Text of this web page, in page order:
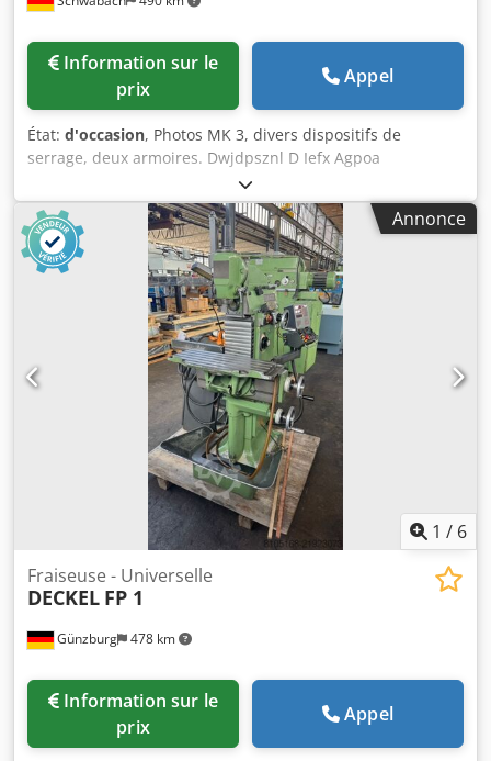
prix
Appel
État: d'occasion, Photos MK 3, divers dispositifs de
serrage, deux armoires. Dwjdpsznl D Iefx Agpoa
Annonce
1 / 6
Günzburg 478 km
Fraiseuse - Universelle
DECKEL FP 1
prix
Appel